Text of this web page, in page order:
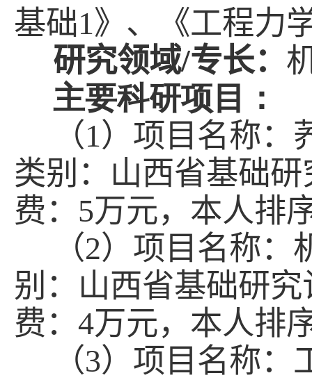
基础1》、《工程力
研究领域/专长：
主要科研项目：
（1）项目名称
类别：山西省基础
费： 5万元，本人排
（2）项目名称
别：山西省基础研
费： 4万元，本人排
（3）项目名称